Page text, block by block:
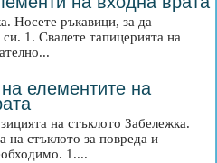
Носете ръкавици, за да
1. Свалете тапицерията на
елементите на
на стъклото Забележка.
на стъклото за повреда и
1....